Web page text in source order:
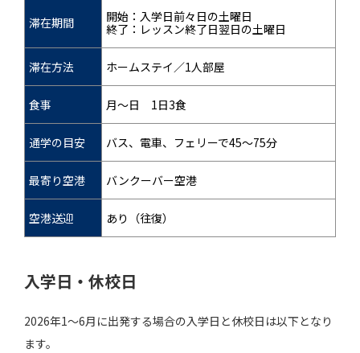
滞在期間
開始：入学日前々日の土曜日
終了：レッスン終了日翌日の土曜日
滞在方法 ホームステイ／1人部屋
食事 月～日 1日3食
通学の目安 バス、電車、フェリーで45～75分
最寄り空港 バンクーバー空港
空港送迎 あり（往復）
入学日・休校日
2026年1～6月に出発する場合の入学日と休校日は以下となり
ます。